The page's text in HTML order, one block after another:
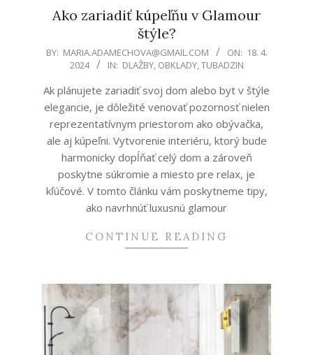
Ako zariadiť kúpeľňu v Glamour
štýle?
2024-
18
BY: MARIA.ADAMECHOVA@GMAIL.COM ON: 18. 4.
2024
IN: DLAŽBY, OBKLADY,TUBADZIN
Ak plánujete zariadiť svoj dom alebo byt v štýle
elegancie, je dôležité venovať pozornosť nielen
reprezentatívnym priestorom ako obývačka,
ale aj kúpeľni. Vytvorenie interiéru, ktorý bude
harmonicky dopĺňať celý dom a zároveň
poskytne súkromie a miesto pre relax, je
kľúčové. V tomto článku vám poskytneme tipy,
ako navrhnúť luxusnú glamour
CONTINUE READING